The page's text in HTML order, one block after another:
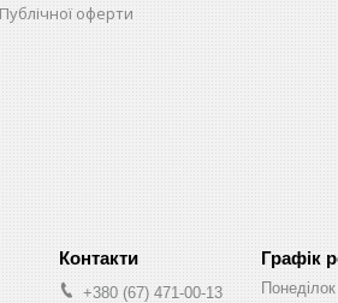
оферти
+380 (67) 471-00-13
Графік
Понеділок